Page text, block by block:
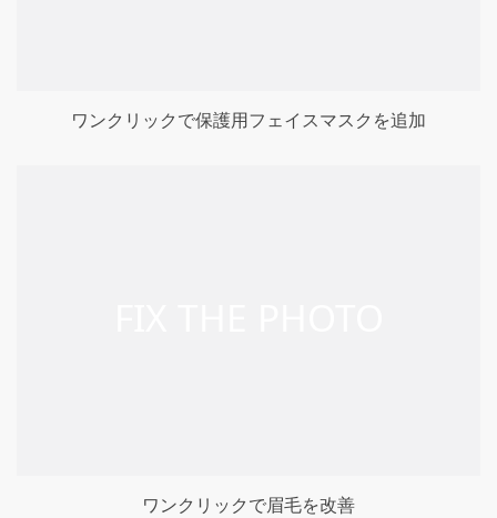
ワンクリックで保護用フェイスマスクを追加
ワンクリックで眉毛を改善